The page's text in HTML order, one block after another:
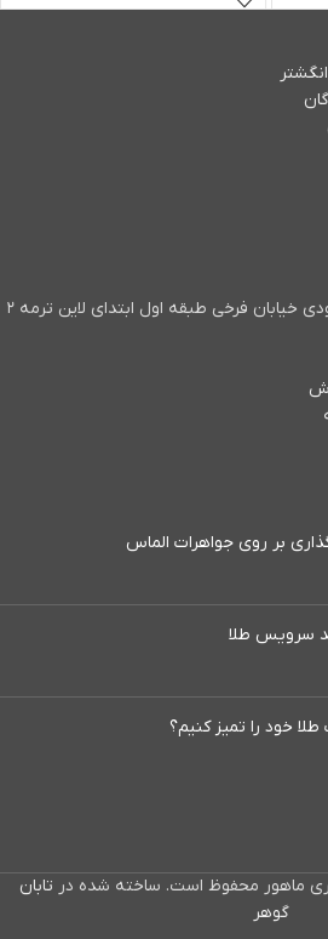
خیابان فرخی طبقه اول ابتدای لاین ترمه ۲
بر روی جواهرات الماس
سرویس طلا
خود را تمیز کنیم؟
ماهور محفوظ است. ساخته شده در تابان
گوهر